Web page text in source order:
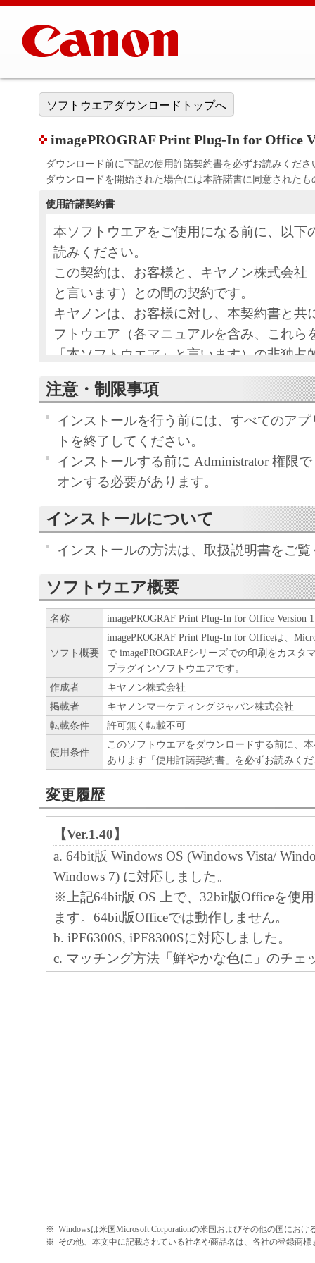
ソフトウエアダウンロードトップへ
imagePROGRAF Print Plug-In for Office
ダウンロード前に下記の使用許諾契約書を必ずお読みくださ
ダウンロードを開始された場合には本許諾書に同意された
使用許諾契約書
本ソフトウエアをご使用になる前に、以下
読みください。
この契約は、お客様と、キヤノン株式会社
と言います）との間の契約です。
キヤノンは、お客様に対し、本契約書と共
フトウエア（各マニュアルを含み、これら
「本ソフトウエア」と言います）の非独占
条項に基づき許諾し、お客様も下記条項に
ものとします。
お客様は、「本ソフトウエア」のインスト
この契約に同意したことになります。
お客様がこの契約に同意できない場合には
ストールされず、直ちに「本ソフトウエア
１．使用許諾
ェットプリンタ（以下「プリンタ」と言い
たはネットワークを通じ接続される複数の
それぞれにおいて使用（「使用」とは、「
ア」をコンピュータの記憶媒体上にインス
と、またはコンピュータにおいて表示する
すること、読み出すこと、もしくは実行す
も含むものとします）することができます
た、お客様が「プリンタ」を使用すること
様のイントラネット内のユーザ（以下「指
います）に、本契約の条件の下で、「許諾
を使用させることができます。その場合、
かる「指定ユーザ」を本契約の条件に従わ
き、すべての責任を負っていただくものと
(2) お客様は、再使用許諾、譲渡、頒布、
により、第三者に「本ソフトウエア」を使
させることはできません。
(3) お客様は、「本ソフトウエア」の全部
正、改変、リバース・エンジニアリング、
３．保証
注意・制限事項
インストールを行う前には、すべてのア
トを終了してください。
インストールする前に Administrator 権限
オンする必要があります。
インストールについて
インストールの方法は、取扱説明書をご覧
ソフトウエア概要
名称 imagePROGRAF Print Plug-In for Office Version
ソフト概要
imagePROGRAF Print Plug-In for Officeは、
で imagePROGRAFシリーズでの印刷をカスタ
プラグインソフトウエアです。
作成者
キヤノン株式会社
掲載者
キヤノンマーケティングジャパン株式会社
転載条件
許可無く転載不可
使用条件
このソフトウエアをダウンロードする前に、
あります「使用許諾契約書」を必ずお読みく
変更履歴
【Ver.1.40】
a. 64bit版 Windows OS (Windows Vista/
Windows 7) に対応しました。
※上記64bit版 OS 上で、32bit版Officeを使
ます。64bit版Officeでは動作しません。
b. iPF6300S, iPF8300Sに対応しました。
c. マッチング方法「鮮やかな色に」のチェ
止。）
※ Windowsは米国Microsoft Corporationの米国およびその他の国におけ
※ その他、本文中に記載されている社名や商品名は、各社の登録商標